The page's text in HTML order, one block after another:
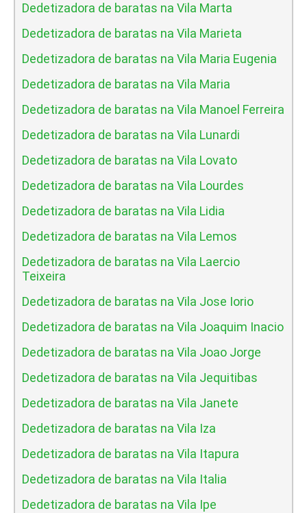
Dedetizadora de baratas na Vila Marta
Dedetizadora de baratas na Vila Marieta
Dedetizadora de baratas na Vila Maria Eugenia
Dedetizadora de baratas na Vila Maria
Dedetizadora de baratas na Vila Manoel Ferreira
Dedetizadora de baratas na Vila Lunardi
Dedetizadora de baratas na Vila Lovato
Dedetizadora de baratas na Vila Lourdes
Dedetizadora de baratas na Vila Lidia
Dedetizadora de baratas na Vila Lemos
Dedetizadora de baratas na Vila Laercio
Teixeira
Dedetizadora de baratas na Vila Jose Iorio
Dedetizadora de baratas na Vila Joaquim Inacio
Dedetizadora de baratas na Vila Joao Jorge
Dedetizadora de baratas na Vila Jequitibas
Dedetizadora de baratas na Vila Janete
Dedetizadora de baratas na Vila Iza
Dedetizadora de baratas na Vila Itapura
Dedetizadora de baratas na Vila Italia
Dedetizadora de baratas na Vila Ipe